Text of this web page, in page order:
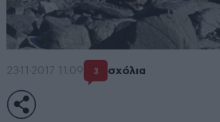
23·11·2017 11:09 3 σχόλια